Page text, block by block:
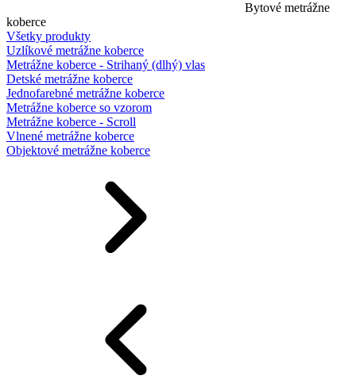
Bytové metrážne
koberce
Všetky produkty
Uzlíkové metrážne koberce
Metrážne koberce - Strihaný (dlhý) vlas
Detské metrážne koberce
Jednofarebné metrážne koberce
Metrážne koberce so vzorom
Metrážne koberce - Scroll
Vlnené metrážne koberce
Objektové metrážne koberce